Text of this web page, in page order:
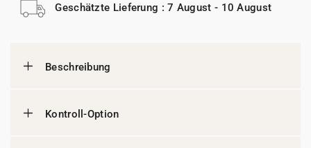
Geschätzte Lieferung : 7 August - 10 August
Beschreibung
Kontroll-Option